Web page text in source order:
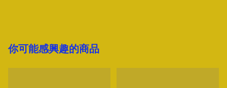
你可能感興趣的商品